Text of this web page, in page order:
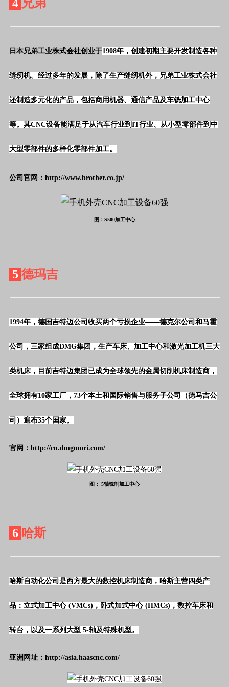
4 兄弟
日本兄弟工业株式会社创业于1908年，创建初期主要开发制造各种
缝纫机。经过多年的发展，除了生产缝纫机外，兄弟工业株式会社
还制造多元化的产品，包括商用机器、通信产品及车铣加工中心
等。其CNC设备能满足于从汽车行业到IT行业、从小型零部件到中
大型零部件的多样化零部件加工。
公司官网：http://www.brother.co.jp/
图： S500加工中心
5 德玛吉
1994年，德国吉特迈公司收买两个亏损企业——德克尔公司和马霍
公司，三家组成DMG集团，生产车床、加工中心和激光加工机三大
类机床，目前吉特迈集团已成为全球领先的金属切削机床制造商，
全球拥有10家工厂， 73个本土和国际销售与服务子公司（德马吉公
司）遍布35个国家。
官网：http://cn.dmgmori.com/
图： 5轴铣削加工中心
6 哈斯
哈斯自动化公司是西方最大的数控机床制造商，哈斯主营四类产
品：立式加工中心 (VMCs) ，卧式加式中心 (HMCs) ，数控车床和
转台，以及一系列大型 5-轴及特殊机型。
亚洲网址：http://asia.haascnc.com/